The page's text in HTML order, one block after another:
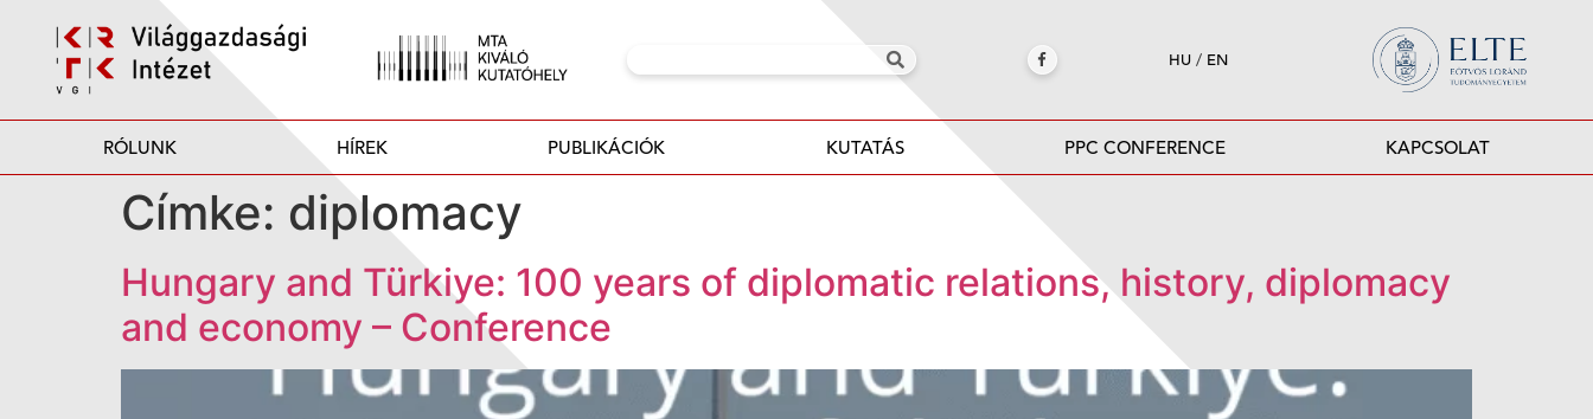
HU / EN
RÓLUNK HÍREK PUBLIKÁCIÓK KUTATÁS PPC CONFERENCE KAPCSOLAT
Címke: diplomacy
Hungary and Türkiye: 100 years of diplomatic relations, history, diplomacy
and economy – Conference